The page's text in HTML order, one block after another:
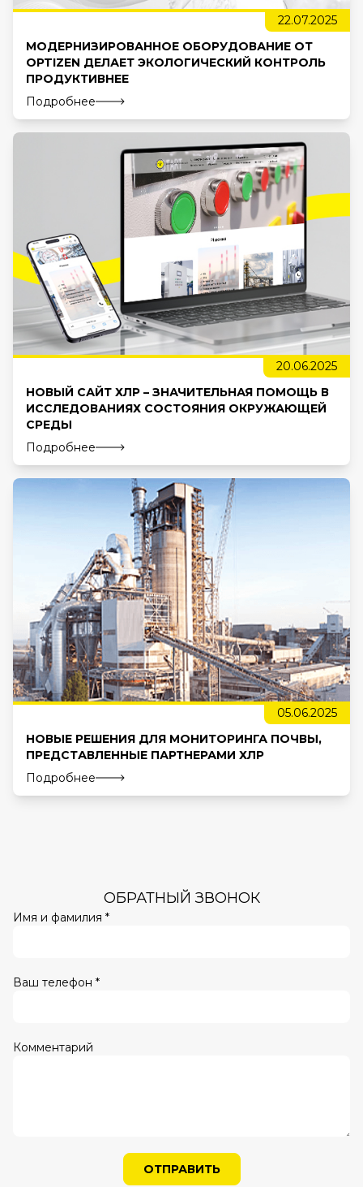
22.07.2025
МОДЕРНИЗИРОВАННОЕ ОБОРУДОВАНИЕ ОТ
OPTIZEN ДЕЛАЕТ ЭКОЛОГИЧЕСКИЙ КОНТРОЛЬ
ПРОДУКТИВНЕЕ
Подробнее
20.06.2025
НОВЫЙ САЙТ ХЛР – ЗНАЧИТЕЛЬНАЯ ПОМОЩЬ В
ИССЛЕДОВАНИЯХ СОСТОЯНИЯ ОКРУЖАЮЩЕЙ
СРЕДЫ
Подробнее
05.06.2025
НОВЫЕ РЕШЕНИЯ ДЛЯ МОНИТОРИНГА ПОЧВЫ,
ПРЕДСТАВЛЕННЫЕ ПАРТНЕРАМИ ХЛР
Подробнее
ОБРАТНЫЙ ЗВОНОК
Имя и фамилия *
Ваш телефон *
Комментарий
ОТПРАВИТЬ